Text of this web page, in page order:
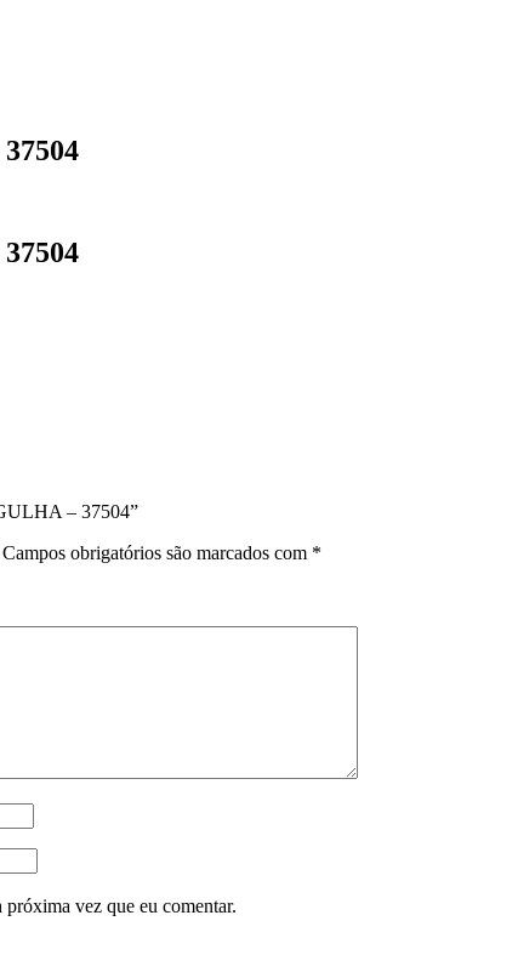
– 37504”
Campos obrigatórios são marcados com *
próxima vez que eu comentar.